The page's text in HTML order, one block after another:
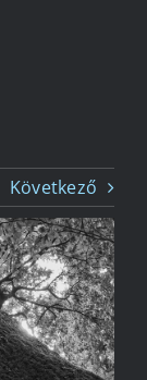
Következő